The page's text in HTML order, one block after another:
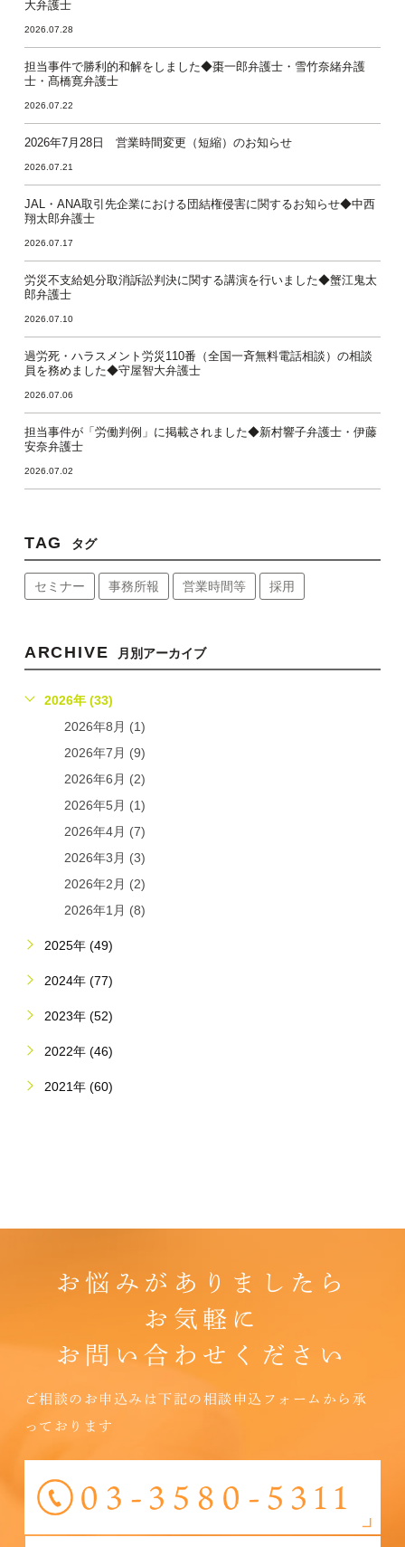
大弁護士
2026.07.28
担当事件で勝利的和解をしました◆棗一郎弁護士・雪竹奈緒弁護
士・髙橋寛弁護士
2026.07.22
2026年7月28日 営業時間変更（短縮）のお知らせ
2026.07.21
JAL・ANA取引先企業における団結権侵害に関するお知らせ◆中西
翔太郎弁護士
2026.07.17
労災不支給処分取消訴訟判決に関する講演を行いました◆蟹江鬼太
郎弁護士
2026.07.10
過労死・ハラスメント労災110番（全国一斉無料電話相談）の相談
員を務めました◆守屋智大弁護士
2026.07.06
担当事件が「労働判例」に掲載されました◆新村響子弁護士・伊藤
安奈弁護士
2026.07.02
TAG タグ
セミナー 事務所報 営業時間等 採用
ARCHIVE 月別アーカイブ
2026年 (33)
2026年8月 (1)
2026年7月 (9)
2026年6月 (2)
2026年5月 (1)
2026年4月 (7)
2026年3月 (3)
2026年2月 (2)
2026年1月 (8)
2025年 (49)
2024年 (77)
2023年 (52)
2022年 (46)
2021年 (60)
お悩みがありましたら
お気軽に
お問い合わせください
ご相談のお申込みは下記の相談申込フォームから承
っております